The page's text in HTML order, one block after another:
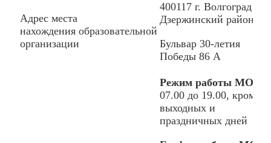
Адрес места
нахождения образовательной
организации
400117 г. Волгоград
Дзержинский район,
Бульвар 30-летия
Победы 86 А
Режим работы МОУ
07.00 до 19.00, кроме
выходных и
праздничных дней